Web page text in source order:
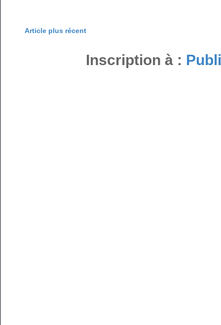
Article plus récent
Inscription à :